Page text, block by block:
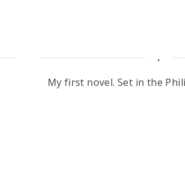
.
My first novel. Set in the